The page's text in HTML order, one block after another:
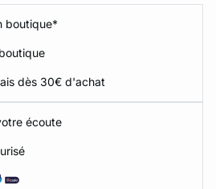
boutique*
dès 30€ d'achat
écoute